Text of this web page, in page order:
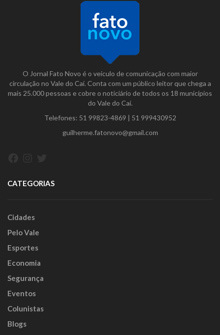
O Jornal Fato Novo é o veículo de comunicação com maior
circulação no Vale do Caí. Conta com um público leitor que chega a
mais 25.000 pessoas e cobre o noticiário de todos os 18 municípios
do Vale do Caí.
Telefones: 51 99823-4869 | 51 999430952
guilherme.fatonovo@gmail.com
CATEGORIAS
Cidades
Pelo Vale
Esportes
Economia
Segurança
Eventos
Colunistas
Blogs